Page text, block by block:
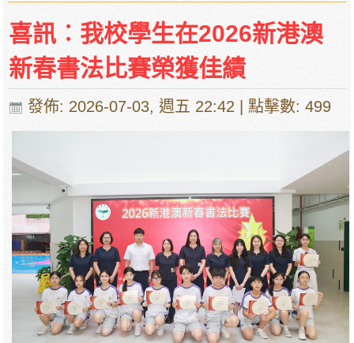
喜訊︰我校學生在2026新港澳
新春書法比賽榮獲佳績
發佈: 2026-07-03, 週五 22:42 | 點擊數: 499